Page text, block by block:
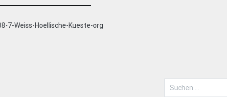
7-Weiss-Hoellische-Kueste-org
Suchen
nach: